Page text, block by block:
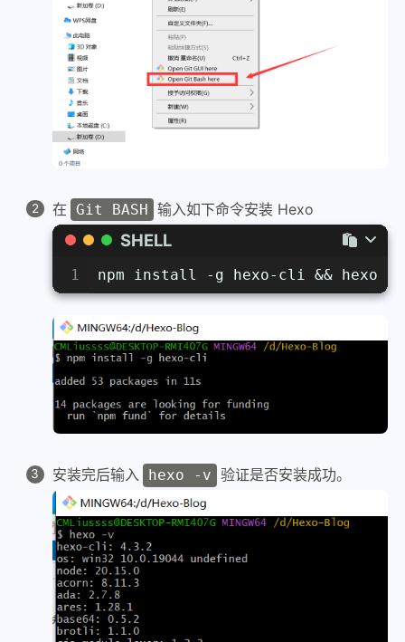
在 Git BASH 输入如下命令安装 Hexo
SHELL
1 npm install -g hexo-cli && hexo -v
安装完后输入 hexo -v 验证是否安装成功。